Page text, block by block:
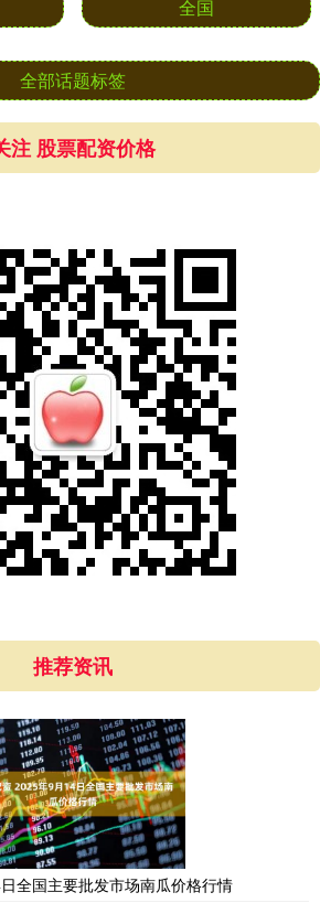
全国
全部话题标签
注 股票配资价格
推荐资讯
全国主要批发市场南瓜价格行情